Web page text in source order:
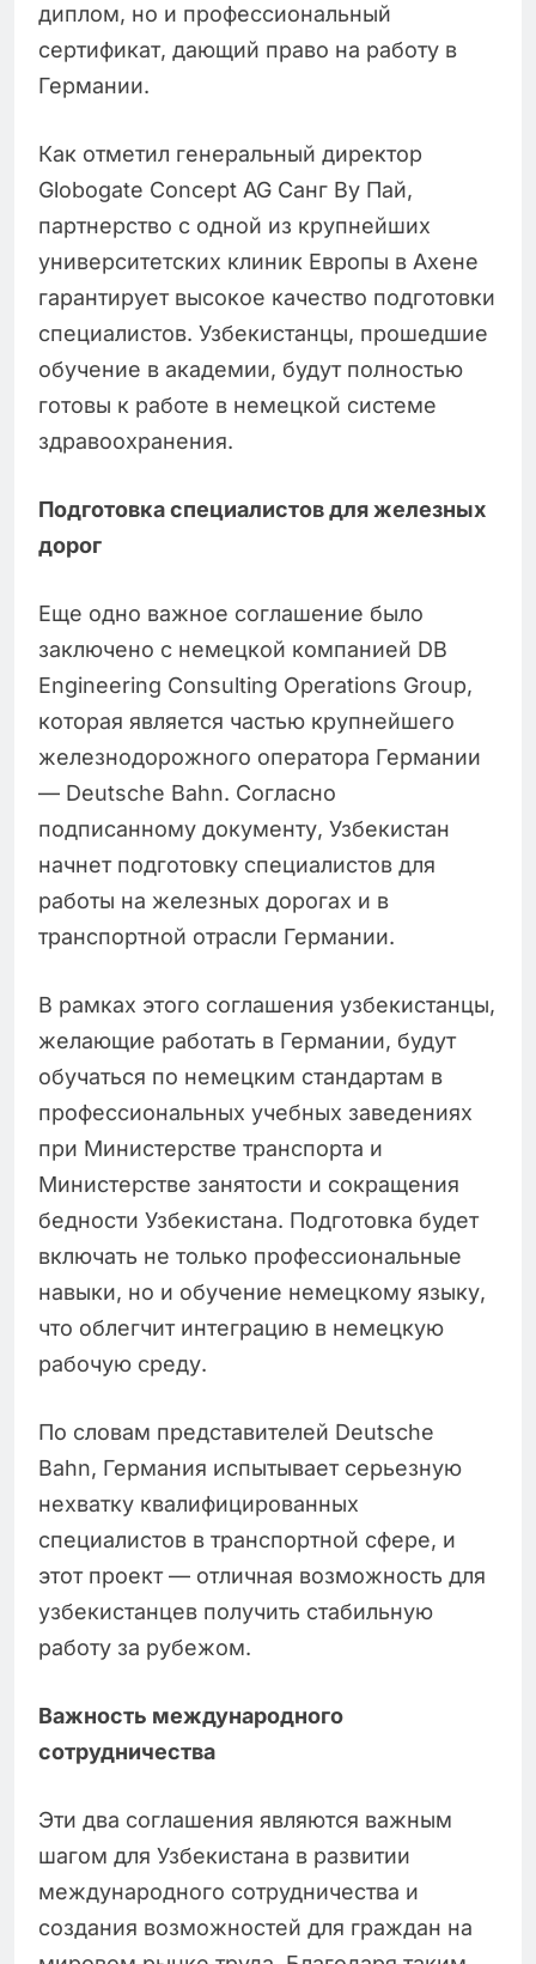
диплом, но и профессиональный
сертификат, дающий право на работу в
Германии.
Как отметил генеральный директор
Globogate Concept AG Санг Ву Пай,
партнерство с одной из крупнейших
университетских клиник Европы в Ахене
гарантирует высокое качество подготовки
специалистов. Узбекистанцы, прошедшие
обучение в академии, будут полностью
готовы к работе в немецкой системе
здравоохранения.
Подготовка специалистов для железных
дорог
Еще одно важное соглашение было
заключено с немецкой компанией DB
Engineering Consulting Operations Group,
которая является частью крупнейшего
железнодорожного оператора Германии
— Deutsche Bahn. Согласно
подписанному документу, Узбекистан
начнет подготовку специалистов для
работы на железных дорогах и в
транспортной отрасли Германии.
В рамках этого соглашения узбекистанцы,
желающие работать в Германии, будут
обучаться по немецким стандартам в
профессиональных учебных заведениях
при Министерстве транспорта и
Министерстве занятости и сокращения
бедности Узбекистана. Подготовка будет
включать не только профессиональные
навыки, но и обучение немецкому языку,
что облегчит интеграцию в немецкую
рабочую среду.
По словам представителей Deutsche
Bahn, Германия испытывает серьезную
нехватку квалифицированных
специалистов в транспортной сфере, и
этот проект — отличная возможность для
узбекистанцев получить стабильную
работу за рубежом.
Важность международного
сотрудничества
Эти два соглашения являются важным
шагом для Узбекистана в развитии
международного сотрудничества и
создания возможностей для граждан на